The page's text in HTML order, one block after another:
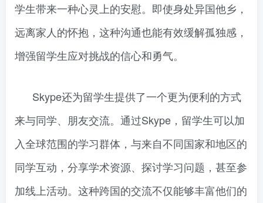
学生带来一种心灵上的安慰。即使身处异国他乡，
远离家人的怀抱，这种沟通也能有效缓解孤独感，
增强留学生应对挑战的信心和勇气。
Skype还为留学生提供了一个更为便利的方式
来与同学、朋友交流。通过Skype，留学生可以加
入全球范围的学习群体，与来自不同国家和地区的
同学互动，分享学术资源、探讨学习问题，甚至参
加线上活动。这种跨国的交流不仅能够丰富他们的